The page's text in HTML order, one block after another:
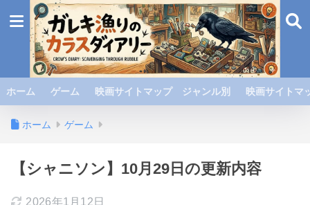
ホーム ゲーム 映画サイトマップ ジャンル別 映画サイト
ホーム ゲーム
【シャニソン】10月29日の更新内容
2026年1月12日